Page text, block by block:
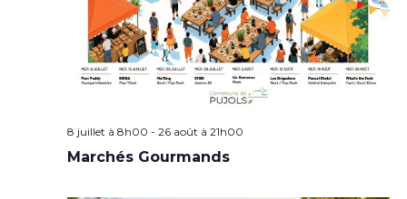
8 juillet à 8h00 - 26 août à 21h00
Marchés Gourmands